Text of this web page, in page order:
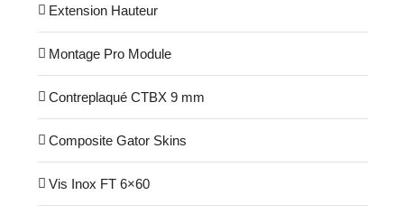
Extension Hauteur
Montage Pro Module
Contreplaqué CTBX 9 mm
Composite Gator Skins
Vis Inox FT 6×60